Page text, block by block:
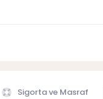
Sigorta ve Masraf